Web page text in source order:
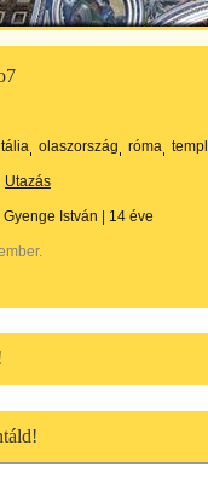
olaszország róma
Utazás
Gyenge István 14 éve